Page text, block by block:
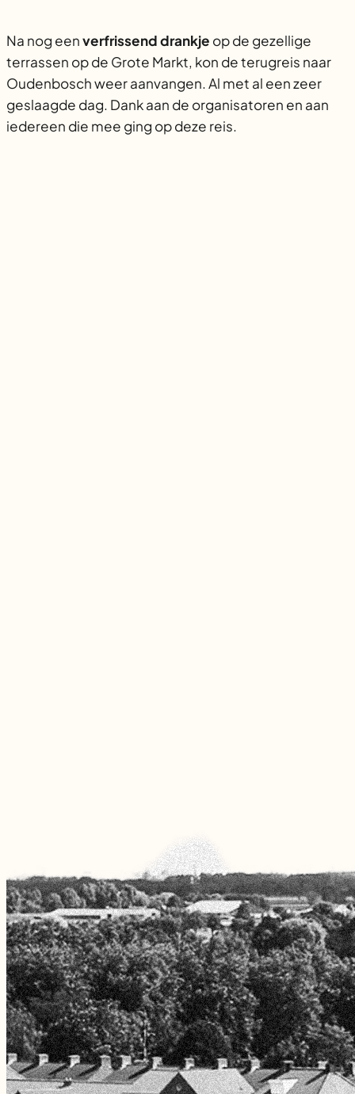
Na nog eenverfrissend drankje op de gezellige
terrassen op de Grote Markt, kon de terugreis naar
Oudenbosch weer aanvangen. Al met al een zeer
geslaagde dag. Dank aan de organisatoren en aan
iedereen die mee ging op deze reis.